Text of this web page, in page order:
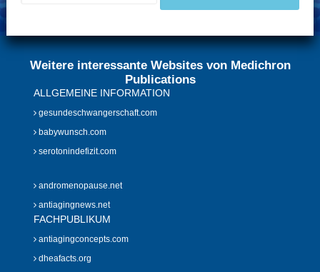
Weitere interessante Websites von Medichron
Publications
ALLGEMEINE INFORMATION
gesundeschwangerschaft.com
babywunsch.com
serotonindefizit.com
andromenopause.net
antiagingnews.net
FACHPUBLIKUM
antiagingconcepts.com
dheafacts.org